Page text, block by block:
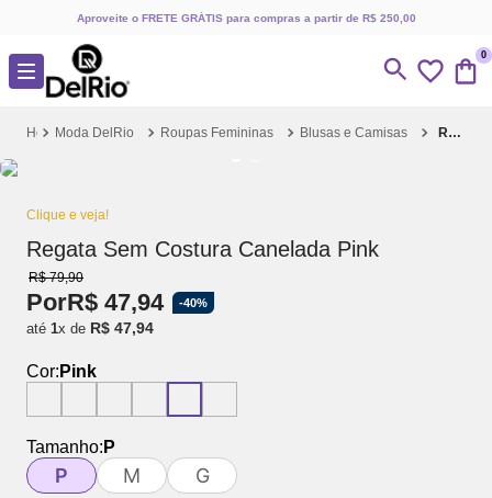
Aproveite o FRETE GRÁTIS para compras a partir de R$ 250,00
0
Moda DelRio Roupas Femininas Blusas e Camisas Regata Sem Costura Canelada Pink
Clique e veja!
Regata Sem Costura Canelada Pink
R$ 79,90
PorR$ 47,94 -40%
até 1x de R$ 47,94
Cor: Pink
Tamanho: P
P M G